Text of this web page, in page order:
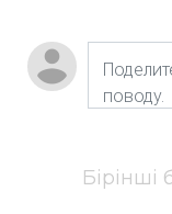
Бірінші